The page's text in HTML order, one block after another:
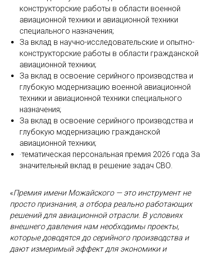
конструкторские работы в области военной
авиационной техники и авиационной техники
специального назначения;
За вклад в научно-исследовательские и опытно-
конструкторские работы в области гражданской
авиационной техники;
За вклад в освоение серийного производства и
глубокую модернизацию военной авиационной
техники и авиационной техники специального
назначения;
За вклад в освоение серийного производства и
глубокую модернизацию гражданской
авиационной техники;
·тематическая персональная премия 2026 года За
значительный вклад в решение задач СВО.
«Премия имени Можайского — это инструмент не
просто признания, а отбора реально работающих
решений для авиационной отрасли. В условиях
внешнего давления нам необходимы проекты,
которые доводятся до серийного производства и
дают измеримый эффект для экономики и